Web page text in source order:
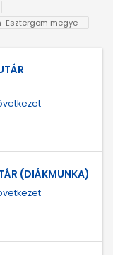
Esztergom megye
(DIÁKMUNKA)